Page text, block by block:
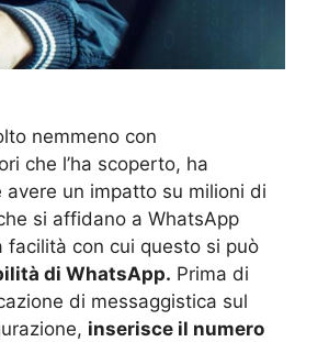
nemmeno con
che l’ha scoperto, ha
un impatto su milioni di
si affidano a WhatsApp
facilità con cui questo si può
di WhatsApp. Prima di
di messaggistica sul
inserisce il numero